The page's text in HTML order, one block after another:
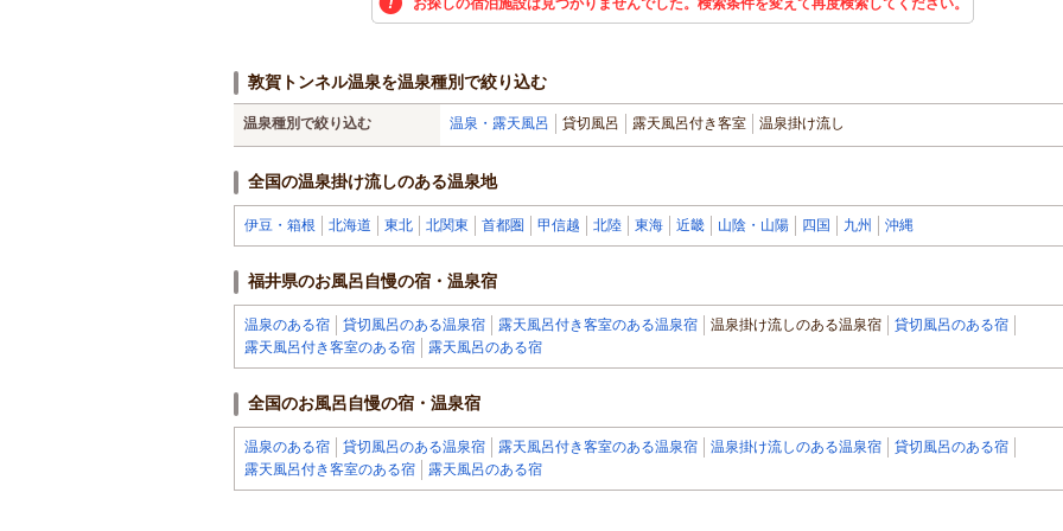
敦賀トンネル温泉を温泉種別で絞り込む
温泉種別で絞り込む 温泉・露天風呂 貸切風呂 露天風呂付き客室 温泉掛け流し
全国の温泉掛け流しのある温泉地
伊豆・箱根 北海道 東北 北関東 首都圏 甲信越 北陸 東海 近畿 山陰・山陽 四国 九州 沖縄
福井県のお風呂自慢の宿・温泉宿
温泉のある宿 貸切風呂のある温泉宿 露天風呂付き客室のある温泉宿 温泉掛け流しのある温泉宿
貸切風呂のある宿
露天風呂付き客室のある宿
露天風呂のある宿
全国のお風呂自慢の宿・温泉宿
温泉のある宿 貸切風呂のある温泉宿 露天風呂付き客室のある温泉宿 温泉掛け流しのある温泉宿
貸切風呂のある宿
露天風呂付き客室のある宿
露天風呂のある宿